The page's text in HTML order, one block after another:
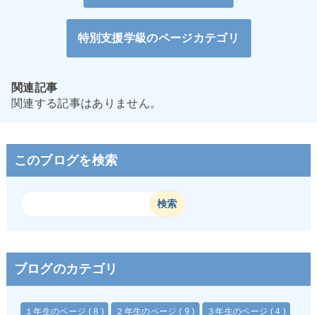
特別支援学級のページカテゴリ
関連記事
関連する記事はありません。
このブログを検索
ブログのカテゴリ
１年生のページ ( 8 ) ２年生のページ( 9 ) ３年生のページ ( 4 )